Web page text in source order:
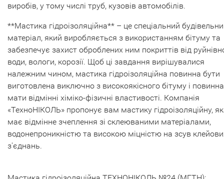
виробів, у тому числі труб, кузовів автомобілів.
**Мастика гідроізоляційна** – це спеціальний
матеріал, який виробляється з використанням бітуму та
забезпечує захист оброблених ним покриттів від
води, вологи, корозії. Щоб ці завдання вирішувалися
належним чином, мастика гідроізоляційна повинна бути
виготовлена ​​виключно з високоякісного бітуму і повинна
мати відмінні хіміко-фізичні властивості. Компанія
«ТехноНІКОЛЬ» пропонує вам мастику гідроізоляційну,
має відмінне зчеплення зі склеюваними матеріалами,
водонепроникністю та високою міцністю на зсув
з'єднань.